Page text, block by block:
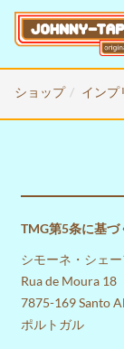
ショップ インプ
TMG第5条に基づ
シモーネ・シェ
Rua de Moura 18
7875-169 Santo
ポルトガル